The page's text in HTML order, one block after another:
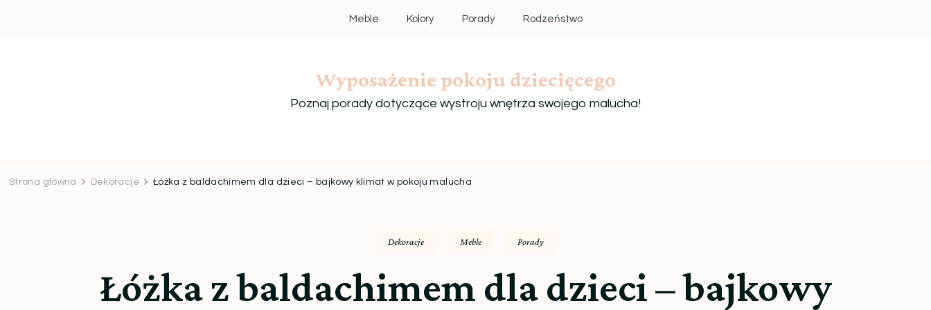
Meble Kolory Porady Rodzeństwo
Wyposażenie pokoju dziecięcego
Poznaj porady dotyczące wystroju wnętrza swojego malucha!
Strona główna Dekoracje Łóżka z baldachimem dla dzieci – bajkowy klimat w pokoju malucha
Dekoracje Meble Porady
Łóżka z baldachimem dla dzieci – bajkowy